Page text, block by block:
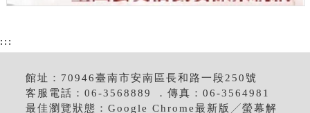
:::
館址：70946臺南市安南區長和路一段250號
客服電話：06-3568889 ．傳真：06-3564981
最佳瀏覽狀態：Google Chrome最新版╱螢幕解